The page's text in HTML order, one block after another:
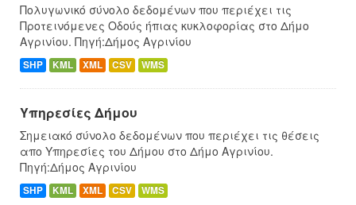
Πολυγωνικό σύνολο δεδομένων που περιέχει τις
Προτεινόμενες Οδούς ήπιας κυκλοφορίας στο Δήμο
Αγρινίου. Πηγή:Δήμος Αγρινίου
SHP KML XML CSV WMS
Υπηρεσίες Δήμου
Σημειακό σύνολο δεδομένων που περιέχει τις θέσεις
απο Υπηρεσίες του Δήμου στο Δήμο Αγρινίου.
Πηγή:Δήμος Αγρινίου
SHP KML XML CSV WMS